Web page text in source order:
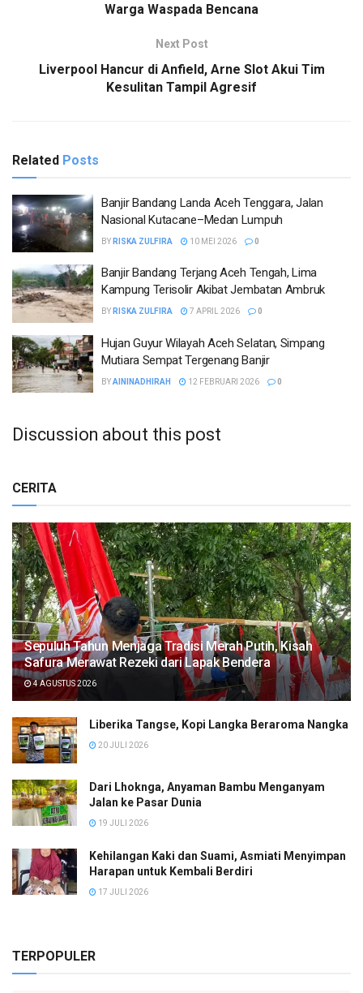
Warga Waspada Bencana
Next Post
Liverpool Hancur di Anfield, Arne Slot Akui Tim
Kesulitan Tampil Agresif
Related Posts
Banjir Bandang Landa Aceh Tenggara, Jalan
Nasional Kutacane–Medan Lumpuh
BY RISKA ZULFIRA 10 MEI 2026 0
Banjir Bandang Terjang Aceh Tengah, Lima
Kampung Terisolir Akibat Jembatan Ambruk
BY RISKA ZULFIRA 7 APRIL 2026 0
Hujan Guyur Wilayah Aceh Selatan, Simpang
Mutiara Sempat Tergenang Banjir
BYAININADHIRAH 12 FEBRUARI 2026 0
Discussion about this post
CERITA
Sepuluh Tahun Menjaga Tradisi Merah Putih, Kisah
Safura Merawat Rezeki dari Lapak Bendera
4 AGUSTUS 2026
Liberika Tangse, Kopi Langka Beraroma Nangka
20 JULI 2026
Dari Lhoknga, Anyaman Bambu Menganyam
Jalan ke Pasar Dunia
19 JULI 2026
Kehilangan Kaki dan Suami, Asmiati Menyimpan
Harapan untuk Kembali Berdiri
17 JULI 2026
TERPOPULER